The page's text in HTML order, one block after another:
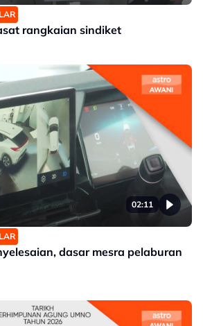
rangkaian sindiket
02:11
dasar mesra pelaburan